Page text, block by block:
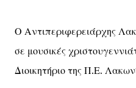
Ο Αντιπεριφερειάρχης
σε μουσικές
Διοικητήριο της Π.Ε.